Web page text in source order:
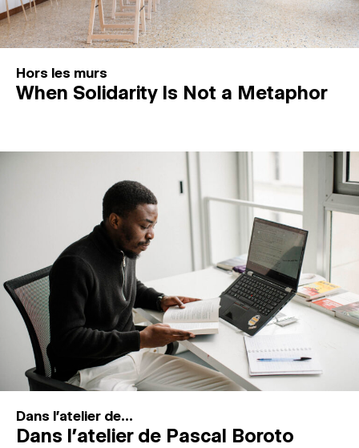
Hors les murs
When Solidarity Is Not a Metaphor
Dans l'atelier de...
Dans l’atelier de Pascal Boroto